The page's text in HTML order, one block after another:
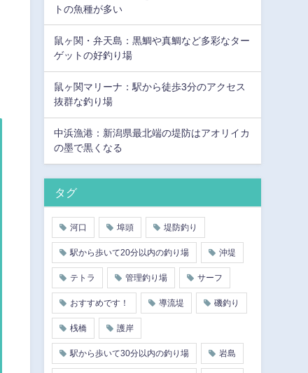
トの魚種が多い
鼠ヶ関・弁天島：黒鯛や真鯛など多彩なター
ゲットの好釣り場
鼠ヶ関マリーナ：駅から徒歩3分のアクセス
抜群な釣り場
中浜漁港：新潟県最北端の堤防はアオリイカ
の墨で黒くなる
タグ
河口 埠頭 堤防釣り
駅から歩いて20分以内の釣り場 沖堤
テトラ 管理釣り場 サーフ
おすすめです！ 導流堤 磯釣り
桟橋 護岸
駅から歩いて30分以内の釣り場 岩島